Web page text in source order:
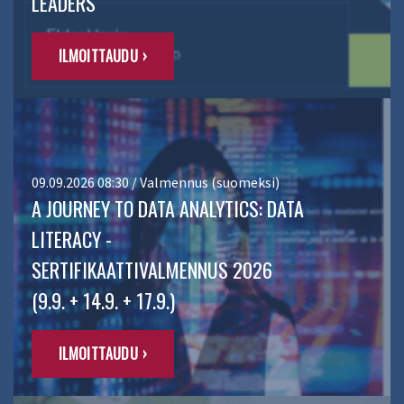
ILMOITTAUDU ›
09.09.2026 08:30 / Valmennus (suomeksi)
A JOURNEY TO DATA ANALYTICS: DATA
LITERACY -
SERTIFIKAATTIVALMENNUS 2026
(9.9. + 14.9. + 17.9.)
ILMOITTAUDU ›